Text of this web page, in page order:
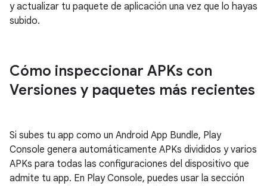
y actualizar tu paquete de aplicación una vez que lo hayas
subido.
Cómo inspeccionar APKs con
Versiones y paquetes más recientes
Si subes tu app como un Android App Bundle, Play
Console genera automáticamente APKs divididos y varios
APKs para todas las configuraciones del dispositivo que
admite tu app. En Play Console, puedes usar la sección